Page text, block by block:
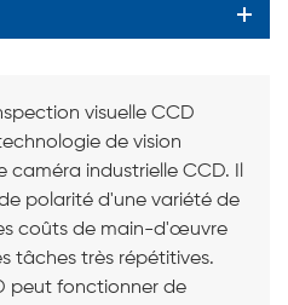
visuelle CCD
de vision
caméra industrielle CCD. Il
polarité d'une variété de
coûts de main-d'œuvre
tâches très répétitives.
peut fonctionner de